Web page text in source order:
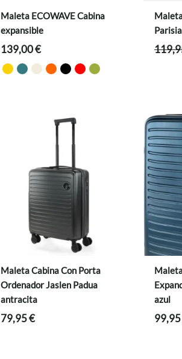
Maleta ECOWAVE Cabina
expansible
139,00€
Maleta Cabina Con Porta
Ordenador Jaslen Padua
antracita
79,95€
azul
99,95